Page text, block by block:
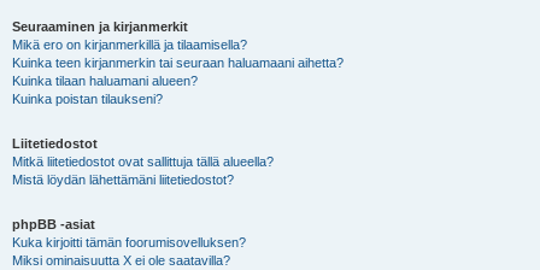
Seuraaminen ja kirjanmerkit
Mikä ero on kirjanmerkillä ja tilaamisella?
Kuinka teen kirjanmerkin tai seuraan haluamaani aihetta?
Kuinka tilaan haluamani alueen?
Kuinka poistan tilaukseni?
Liitetiedostot
Mitkä liitetiedostot ovat sallittuja tällä alueella?
Mistä löydän lähettämäni liitetiedostot?
phpBB -asiat
Kuka kirjoitti tämän foorumisovelluksen?
Miksi ominaisuutta X ei ole saatavilla?